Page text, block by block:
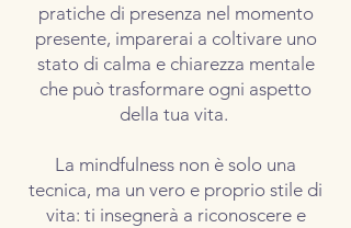
pratiche di presenza nel momento
presente, imparerai a coltivare uno
stato di calma e chiarezza mentale
che può trasformare ogni aspetto
della tua vita.
La mindfulness non è solo una
tecnica, ma un vero e proprio stile di
vita: ti insegnerà a riconoscere e